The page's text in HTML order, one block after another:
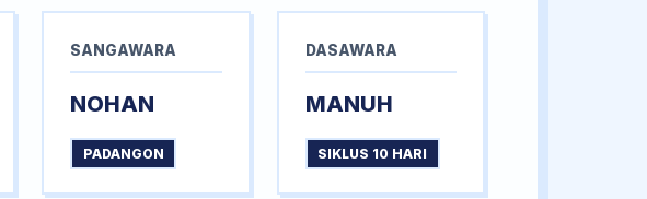
SANGAWARA
NOHAN
PADANGON
DASAWARA
MANUH
SIKLUS 10 HARI